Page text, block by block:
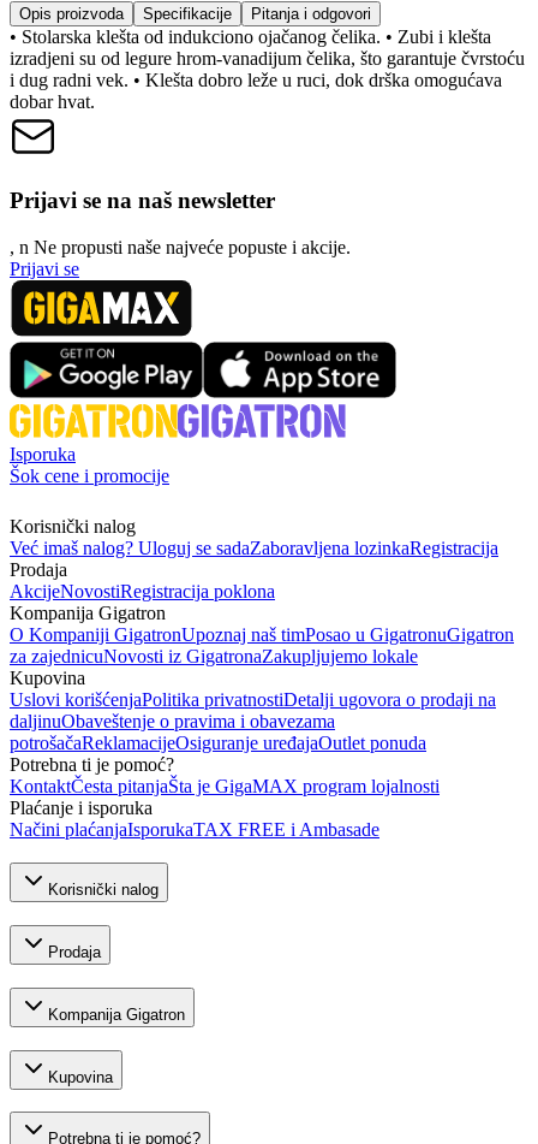
Opis proizvoda Specifikacije Pitanja i odgovori
• Stolarska klešta od indukciono ojačanog čelika. • Zubi i klešta
izradjeni su od legure hrom-vanadijum čelika, što garantuje čvrstoću
i dug radni vek. • Klešta dobro leže u ruci, dok drška omogućava
dobar hvat.
Prijavi se na naš newsletter
, n Ne propusti naše najveće popuste i akcije.
Prijavi se
Isporuka
Šok cene i promocije
Korisnički nalog
Već imaš nalog? Uloguj se sadaZaboravljena lozinkaRegistracija
Prodaja
AkcijeNovostiRegistracija poklona
Kompanija Gigatron
O Kompaniji GigatronUpoznaj naš timPosao u GigatronuGigatron
za zajednicuNovosti iz GigatronaZakupljujemo lokale
Kupovina
Uslovi korišćenjaPolitika privatnostiDetalji ugovora o prodaji na
daljinuObaveštenje o pravima i obavezama
potrošačaReklamacijeOsiguranje uređajaOutlet ponuda
Potrebna ti je pomoć?
KontaktČesta pitanjaŠta je GigaMAX program lojalnosti
Plaćanje i isporuka
Načini plaćanjaIsporukaTAX FREE i Ambasade
Korisnički nalog
Prodaja
Kompanija Gigatron
Kupovina
Potrebna ti je pomoć?